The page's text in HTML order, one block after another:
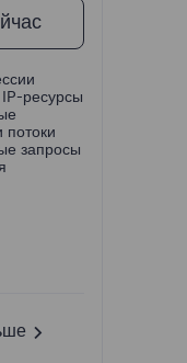
ресурсы
потоки
запросы